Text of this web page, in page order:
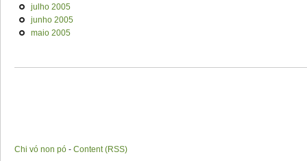
julho 2005
junho 2005
maio 2005
Chi vó non pó - Content (RSS)